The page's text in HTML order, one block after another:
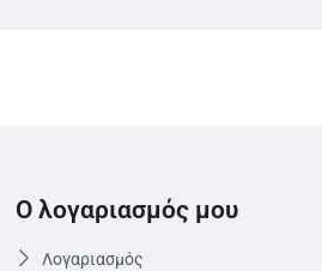
Ο λογαριασμός μου
Λογαριασμός